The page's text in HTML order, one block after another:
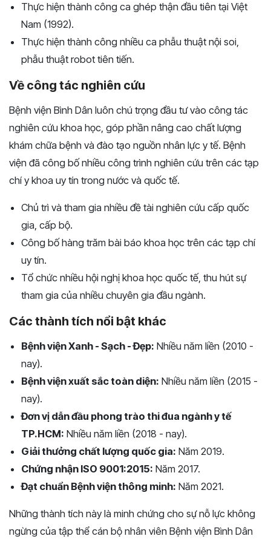
Thực hiện thành công ca ghép thận đầu tiên tại Việt
Nam (1992).
Thực hiện thành công nhiều ca phẫu thuật nội soi,
phẫu thuật robot tiên tiến.
Về công tác nghiên cứu
Bệnh viện Bình Dân luôn chú trọng đầu tư vào công tác
nghiên cứu khoa học, góp phần nâng cao chất lượng
khám chữa bệnh và đào tạo nguồn nhân lực y tế. Bệnh
viện đã công bố nhiều công trình nghiên cứu trên các tạp
chí y khoa uy tín trong nước và quốc tế.
Chủ trì và tham gia nhiều đề tài nghiên cứu cấp quốc
gia, cấp bộ.
Công bố hàng trăm bài báo khoa học trên các tạp chí
uy tín.
Tổ chức nhiều hội nghị khoa học quốc tế, thu hút sự
tham gia của nhiều chuyên gia đầu ngành.
Các thành tích nổi bật khác
Bệnh viện Xanh - Sạch - Đẹp: Nhiều năm liền (2010 -
nay).
Bệnh viện xuất sắc toàn diện: Nhiều năm liền (2015 -
nay).
Đơn vị dẫn đầu phong trào thi đua ngành y tế
TP.HCM: Nhiều năm liền (2018 - nay).
Giải thưởng chất lượng quốc gia: Năm 2019.
Chứng nhận ISO 9001:2015: Năm 2017.
Đạt chuẩn Bệnh viện thông minh: Năm 2021.
Những thành tích này là minh chứng cho sự nỗ lực không
ngừng của tập thể cán bộ nhân viên Bệnh viện Bình Dân